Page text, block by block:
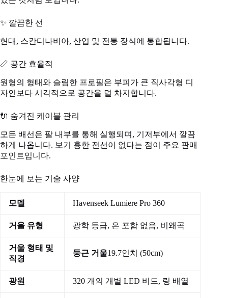
✨ 깔끔한 선
현대, 스칸디나비아, 산업 및 전통 장식에 통합됩니다.
📏 공간 효율적
원형의 형태와 슬림한 프로필은 부피가 큰 직사각형 디
자인보다 시각적으로 공간을 덜 차지합니다.
🔌 숨겨진 케이블 관리
모든 배선은 팔 내부를 통해 실행되며, 기저부에서 깔끔
하게 나옵니다. 보기 흉한 전선이 없다는 점이 주요 판매
포인트입니다.
한눈에 보는 기술 사양
모델 Havenseek Lumiere Pro 360
거울 유형 광학 등급, 은 포함 없음, 비왜곡
거울 형태 및
직경
둥근 거울19.7인치 (50cm)
광원 320 개의 개별 LED 비드, 링 배열